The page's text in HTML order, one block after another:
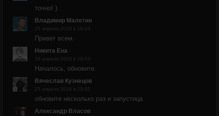
точно! )
Владимир Малетин
25 апреля 2016 в 19:03
Привет всем.
Никита Ена
25 апреля 2016 в 19:03
Началось, обновите.
Вячеслав Кузнецов
25 апреля 2016 в 19:02
обновите несколько раз и запустица
Александр Власов